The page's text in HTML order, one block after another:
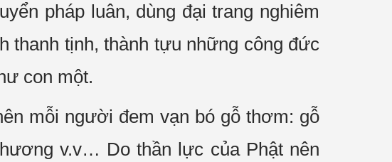
pháp luân, dùng đại trang nghiêm
thanh tịnh, thành tựu những công đức
con một.
mỗi người đem vạn bó gỗ thơm: gỗ
v.v… Do thần lực của Phật nên